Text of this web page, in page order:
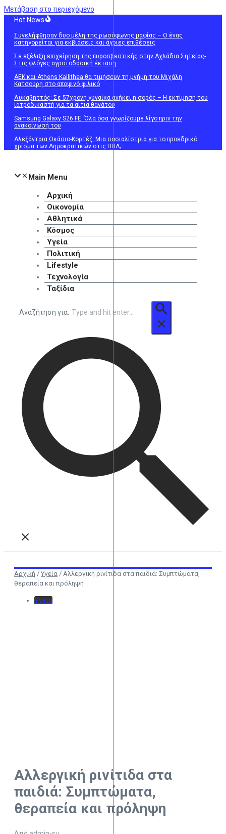
Μετάβαση στο περιεχόμενο
Hot News
Συνελήφθησαν δυο μέλη της ρωσόφωνης μαφίας – Ο ένας
κατηγορείται για εκβιάσεις και άγριες επιθέσεις
Σε εξέλιξη επιχείρηση της πυροσβεστικής στην Αχλάδια Σητείας-
Στις φλόγες αγροτοδασική έκταση
ΑΕΚ και Athens Kallithea θα τιμήσουν τη μνήμη του Μιχάλη
Κατσούρη στο αποψινό φιλικό
Λυκαβηττός: Σε 57χρονη γυναίκα ανήκει η σορός – Η εκτίμηση του
ιατροδικαστή για τα αίτια θανάτου
Samsung Galaxy S26 FE: Όλα όσα γνωρίζουμε λίγο πριν την
ανακοίνωσή του
Αλεξάντρια Οκάσιο-Κορτέζ: Μια σοσιαλίστρια για το προεδρικό
χρίσμα των Δημοκρατικών στις ΗΠΑ;
Main Menu
Αρχική
Οικονομία
Αθλητικά
Κόσμος
Υγεία
Πολιτική
Lifestyle
Τεχνολογία
Ταξίδια
Αναζήτηση για:
Αρχική / Υγεία / Αλλεργική ρινίτιδα στα παιδιά: Συμπτώματα,
θεραπεία και πρόληψη
Υγεία
Αλλεργική ρινίτιδα στα
παιδιά: Συμπτώματα,
θεραπεία και πρόληψη